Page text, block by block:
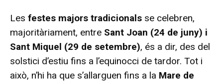
Les festes majors tradicionals se celebren,
majoritàriament, entre Sant Joan (24 de juny) i
Sant Miquel (29 de setembre), és a dir, des del
solstici d’estiu fins a l’equinocci de tardor. Tot i
això, n’hi ha que s’allarguen fins a la Mare de